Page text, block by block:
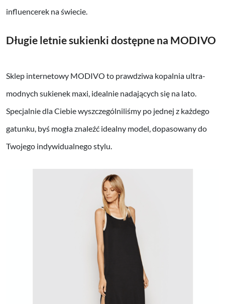
influencerek na świecie.
Długie letnie sukienki dostępne na MODIVO
Sklep internetowy MODIVO to prawdziwa kopalnia ultra-
modnych sukienek maxi, idealnie nadających się na lato.
Specjalnie dla Ciebie wyszczególniliśmy po jednej z każdego
gatunku, byś mogła znaleźć idealny model, dopasowany do
Twojego indywidualnego stylu.